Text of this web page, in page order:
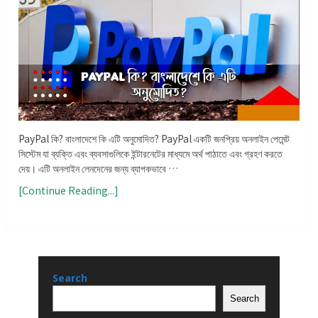
PayPal কি? বাংলাদেশে কি এটি অনুমোদিত? PayPal একটি জনপ্রিয় অনলাইন পেমেন্ট
সিস্টেম যা ব্যক্তি এবং ব্যবসাগুলিকে ইন্টারনেটের মাধ্যমে অর্থ পাঠাতে এবং গ্রহণ করতে
দেয়। এটি অনলাইন লেনদেনের জন্য ব্যাপকভাবে …
[Continue Reading...]
Search
Search